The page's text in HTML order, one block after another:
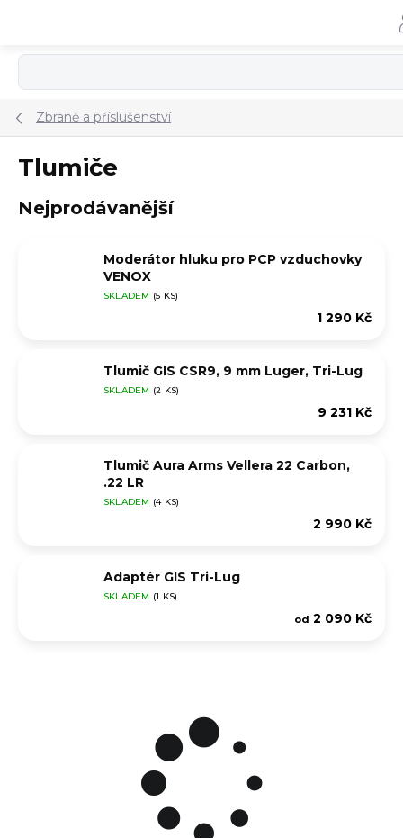
Zbraně a příslušenství
Tlumiče
Nejprodávanější
Moderátor hluku pro PCP vzduchovky
VENOX
SKLADEM (5 KS)
1 290 Kč
Tlumič GIS CSR9, 9 mm Luger, Tri-Lug
SKLADEM (2 KS)
9 231 Kč
Tlumič Aura Arms Vellera 22 Carbon,
.22 LR
SKLADEM (4 KS)
2 990 Kč
Adaptér GIS Tri-Lug
SKLADEM (1 KS)
od 2 090 Kč